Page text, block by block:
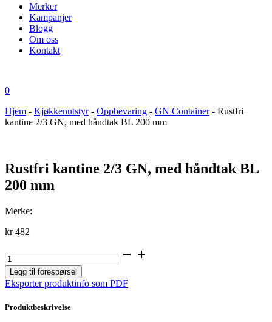
Merker
Kampanjer
Blogg
Om oss
Kontakt
0
Hjem - Kjøkkenutstyr- Oppbevaring - GN Container- Rustfri
kantine 2/3 GN, med håndtak BL 200 mm
Rustfri kantine 2/3 GN, med håndtak BL
200 mm
Merke:
kr482
Rustfri
kantine
2/3
GN,
håndtak
Legg til forespørsel
Eksporter produktinfo som PDF
Produktbeskrivelse